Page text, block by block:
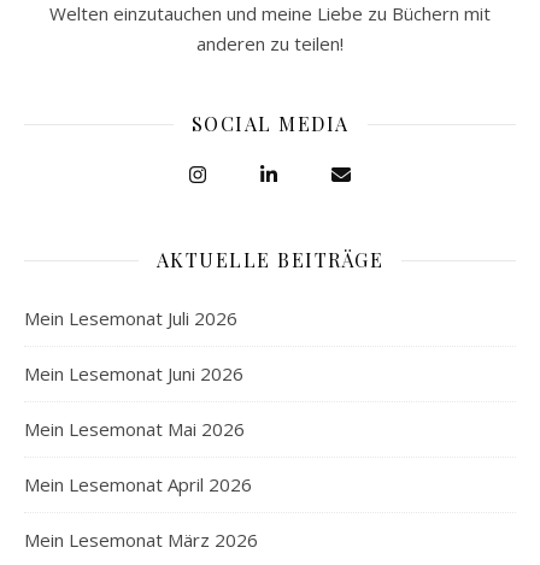
Welten einzutauchen und meine Liebe zu Büchern mit
anderen zu teilen!
SOCIAL MEDIA
AKTUELLE BEITRÄGE
Mein Lesemonat Juli 2026
Mein Lesemonat Juni 2026
Mein Lesemonat Mai 2026
Mein Lesemonat April 2026
Mein Lesemonat März 2026